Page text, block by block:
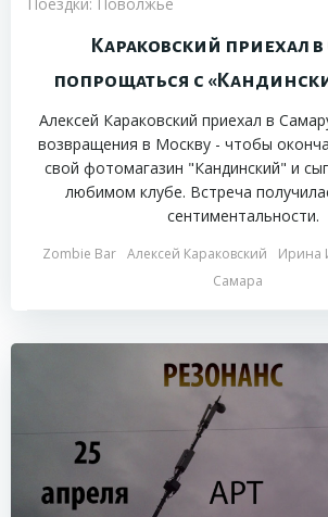
Караковский приехал в
попрощаться с
Алексей Караковский приехал в
возвращения в Москву - чтобы
свой фотомагазин "Кандинский" и
любимом клубе. Встреча
сентиментальности.
Zombie Bar Алексей Караковский
Ирина
Самара